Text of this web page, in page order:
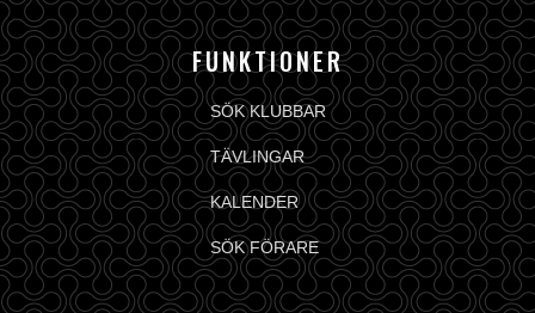
FUNKTIONER
SÖK KLUBBAR
TÄVLINGAR
KALENDER
SÖK FÖRARE